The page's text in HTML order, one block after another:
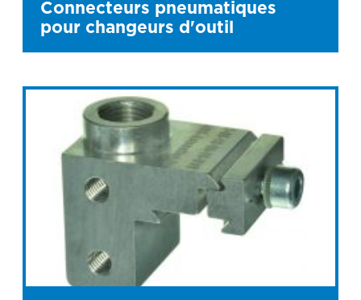
Connecteurs pneumatiques
pour changeurs d'outil